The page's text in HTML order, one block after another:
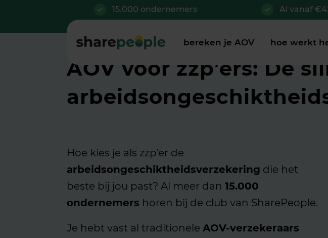
15.000 ondernemers Al vanaf
bereken je AOV hoe werkt
AOV voor zzp’ers: De
Hoe kies je als zzp’er de
arbeidsongeschiktheidsverzekering die het
beste bij jou past? Al meer dan 15.000
ondernemers horen bij de club van SharePeople.
Je hebt vast al traditionele AOV-verzekeraars